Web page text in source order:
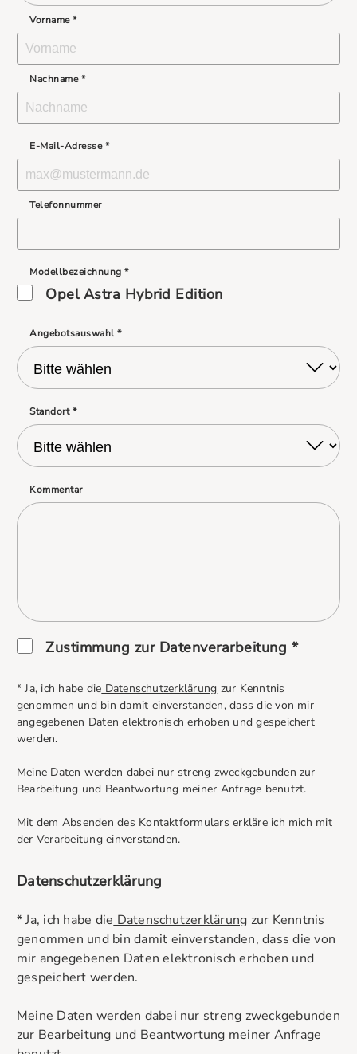
Vorname *
Nachname *
E-Mail-Adresse *
Telefonnummer
Modellbezeichnung *
Opel Astra Hybrid Edition
Angebotsauswahl *
Standort *
Kommentar
Zustimmung zur Datenverarbeitung *
* Ja, ich habe die Datenschutzerklärung zur Kenntnis
genommen und bin damit einverstanden, dass die von mir
angegebenen Daten elektronisch erhoben und gespeichert
werden.
Meine Daten werden dabei nur streng zweckgebunden zur
Bearbeitung und Beantwortung meiner Anfrage benutzt.
Mit dem Absenden des Kontaktformulars erkläre ich mich mit
der Verarbeitung einverstanden.
Datenschutzerklärung
* Ja, ich habe die Datenschutzerklärung zur Kenntnis
genommen und bin damit einverstanden, dass die von
mir angegebenen Daten elektronisch erhoben und
gespeichert werden.
Meine Daten werden dabei nur streng zweckgebunden
zur Bearbeitung und Beantwortung meiner Anfrage